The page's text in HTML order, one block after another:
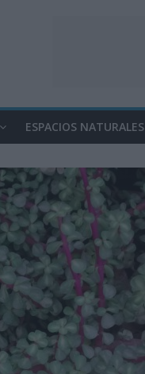
ESPACIOS NATURALES